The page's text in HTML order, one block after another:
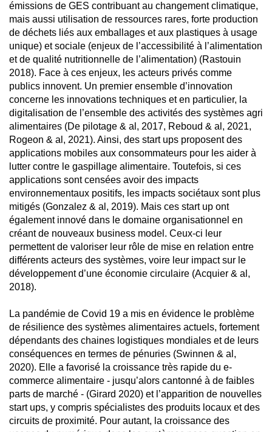
émissions de GES contribuant au changement climatique,
mais aussi utilisation de ressources rares, forte production
de déchets liés aux emballages et aux plastiques à usage
unique) et sociale (enjeux de l’accessibilité à l’alimentation
et de qualité nutritionnelle de l’alimentation) (Rastouin
2018). Face à ces enjeux, les acteurs privés comme
publics innovent. Un premier ensemble d’innovation
concerne les innovations techniques et en particulier, la
digitalisation de l’ensemble des activités des systèmes agri
alimentaires (De pilotage & al, 2017, Reboud & al, 2021,
Rogeon & al, 2021). Ainsi, des start ups proposent des
applications mobiles aux consommateurs pour les aider à
lutter contre le gaspillage alimentaire. Toutefois, si ces
applications sont censées avoir des impacts
environnementaux positifs, les impacts sociétaux sont plus
mitigés (Gonzalez & al, 2019). Mais ces start up ont
également innové dans le domaine organisationnel en
créant de nouveaux business model. Ceux-ci leur
permettent de valoriser leur rôle de mise en relation entre
différents acteurs des systèmes, voire leur impact sur le
développement d’une économie circulaire (Acquier & al,
2018).
La pandémie de Covid 19 a mis en évidence le problème
de résilience des systèmes alimentaires actuels, fortement
dépendants des chaines logistiques mondiales et de leurs
conséquences en termes de pénuries (Swinnen & al,
2020). Elle a favorisé la croissance très rapide du e-
commerce alimentaire - jusqu’alors cantonné à de faibles
parts de marché - (Girard 2020) et l’apparition de nouvelles
start ups, y compris spécialistes des produits locaux et des
circuits de proximité. Pour autant, la croissance des